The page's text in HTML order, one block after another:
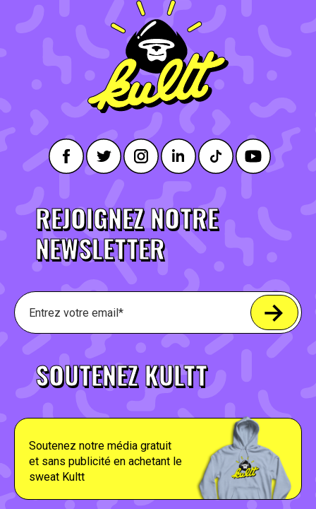
REJOIGNEZ NOTRE
NEWSLETTER
SOUTENEZ KULTT
Soutenez notre média gratuit
et sans publicité en achetant le
sweat Kultt